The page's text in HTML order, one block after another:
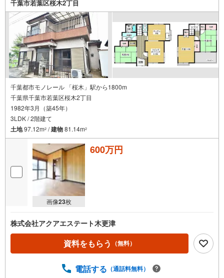
千葉市若葉区桜木2丁目
千葉都市モノレール 「桜木」駅から1800m
千葉県千葉市若葉区桜木2丁目
1982年3月（築45年）
3LDK / 2階建て
土地97.12m2 /建物81.14m2
画像23枚
600万円
株式会社アクアエステート木更津
資料をもらう （無料）
電話する （通話料無料）